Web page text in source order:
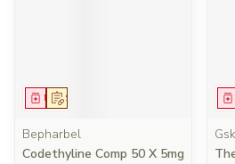
Sur prescription
Médicament
Bepharbel
Codethyline Comp 50 X 5mg
Gsk